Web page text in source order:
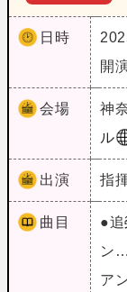
日時
開
会場 神
ル
出演 指
曲目
●
ン
ア